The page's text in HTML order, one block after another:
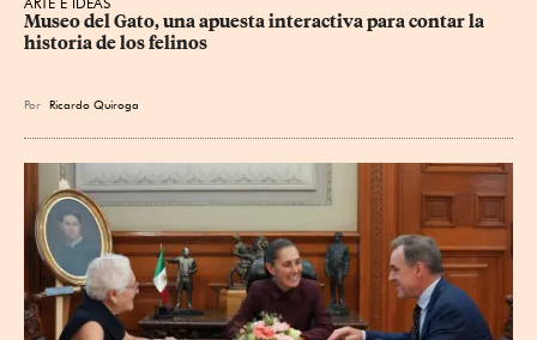
Museo del Gato, una apuesta interactiva para contar la
historia de los felinos
Por Ricardo Quiroga